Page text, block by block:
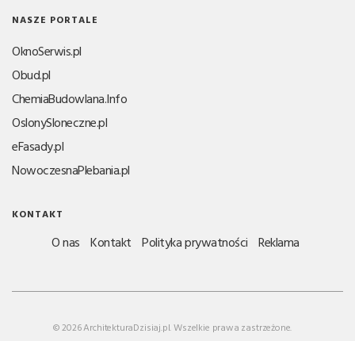
NASZE PORTALE
OknoSerwis.pl
Obud.pl
ChemiaBudowlana.Info
OslonySloneczne.pl
eFasady.pl
NowoczesnaPlebania.pl
KONTAKT
O nas Kontakt Polityka prywatności Reklama
© 2026 ArchitekturaDzisiaj.pl. Wszelkie prawa zastrzeżone.